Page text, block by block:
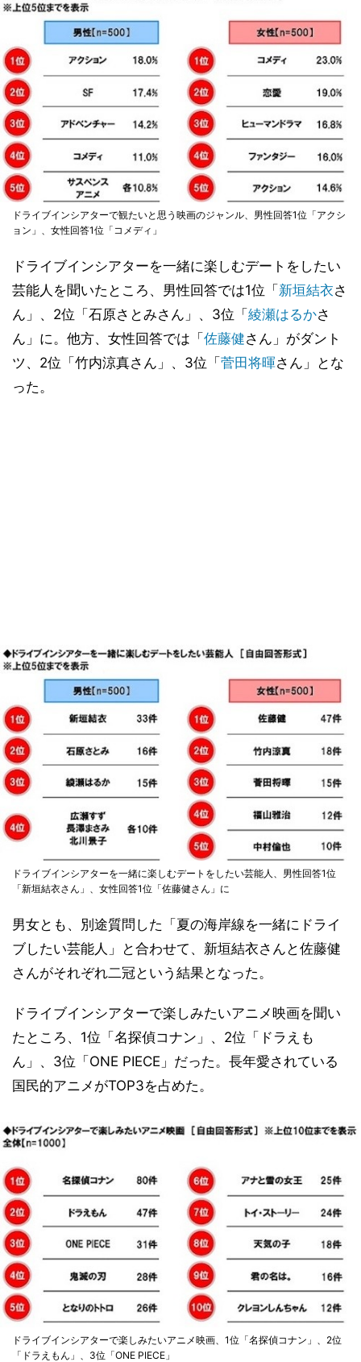
ドライブインシアターで観たいと思う映画のジャンル、男性回答1位「アクシ
ョン」、女性回答1位「コメディ」
ドライブインシアターを一緒に楽しむデートをしたい
芸能人を聞いたところ、男性回答では1位「新垣結衣さ
ん」、2位「石原さとみさん」、3位「綾瀬はるかさ
ん」に。他方、女性回答では「佐藤健さん」がダント
ツ、2位「竹内涼真さん」、3位「菅田将暉さん」とな
った。
ドライブインシアターを一緒に楽しむデートをしたい芸能人、男性回答1位
「新垣結衣さん」、女性回答1位「佐藤健さん」に
男女とも、別途質問した「夏の海岸線を一緒にドライ
ブしたい芸能人」と合わせて、新垣結衣さんと佐藤健
さんがそれぞれ二冠という結果となった。
ドライブインシアターで楽しみたいアニメ映画を聞い
たところ、1位「名探偵コナン」、2位「ドラえも
ん」、3位「ONE PIECE」だった。長年愛されている
国民的アニメがTOP3を占めた。
ドライブインシアターで楽しみたいアニメ映画、1位「名探偵コナン」、2位
「ドラえもん」、3位「ONE PIECE」